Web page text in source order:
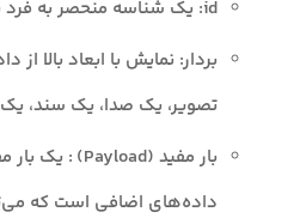
id: یک شناسه منحصر به فرد برای بردارهای شما.
بردار: نمایش با ابعاد بالا
تصویر، یک صدا، یک سند، یک
داده‌های اضافی است که